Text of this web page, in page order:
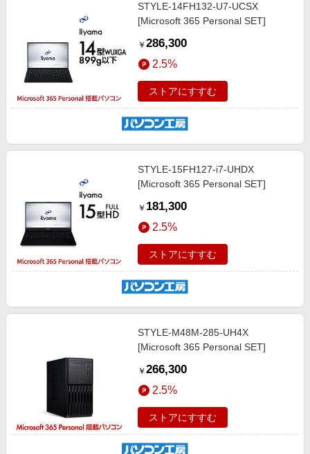
STYLE-14FH132-U7-UCSX
[Microsoft 365 Personal SET]
￥ 286,300
2.5%
ストアにすすむ
STYLE-15FH127-i7-UHDX
[Microsoft 365 Personal SET]
￥ 181,300
2.5%
ストアにすすむ
STYLE-M48M-285-UH4X
[Microsoft 365 Personal SET]
￥ 266,300
2.5%
ストアにすすむ